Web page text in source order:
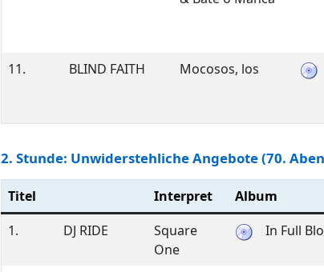
11. BLIND FAITH Mocosos, los
2. Stunde: Unwiderstehliche Angebote (70.
Titel Interpret Album
1.
DJ RIDE
Square
One
In Full